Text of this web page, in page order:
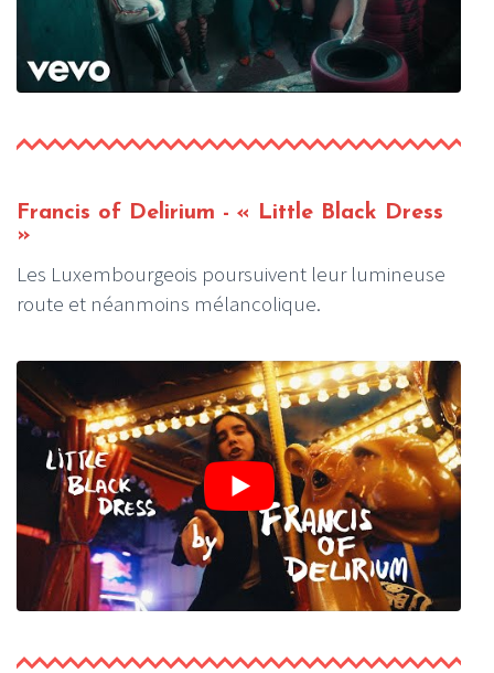
Francis of Delirium - « Little Black Dress
»
Les Luxembourgeois poursuivent leur lumineuse
route et néanmoins mélancolique.